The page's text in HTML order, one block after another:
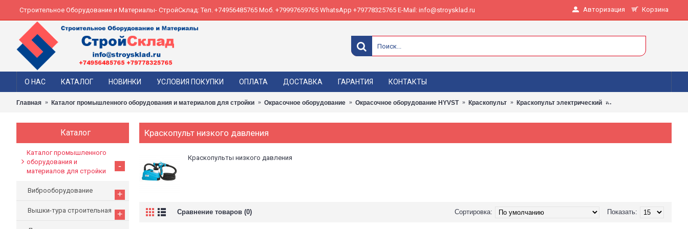
Строительное Оборудование и Материалы- СтройСклад: Тел. +74956485765 Моб. +79997659765 WhatsApp +79778325765 E-Mail: info@stroysklad.ru Авторизация Корзина
О НАС КАТАЛОГ НОВИНКИ УСЛОВИЯ ПОКУПКИ ОПЛАТА ДОСТАВКА ГАРАНТИЯ КОНТАКТЫ
Главная Каталог промышленного оборудования и материалов для стройки Окрасочное оборудование Окрасочное оборудование HYVST Краскопульт Краскопульт электрический
Каталог
Каталог промышленного
оборудования и
материалов для стройки
-
Виброоборудование +
Вышки-тура строительная +
Краскопульт низкого давления
Краскопульты низкого давления
Сравнение товаров (0) Показать:
Сортировка: